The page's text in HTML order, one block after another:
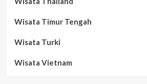
Wisata Timur Tengah
Wisata Turki
Wisata Vietnam